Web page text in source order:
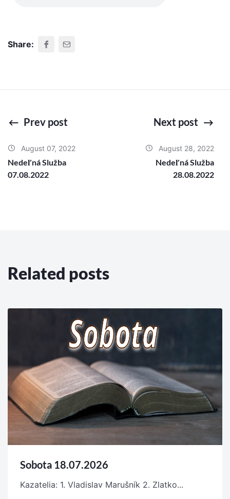
Share:
Prev post
August 07, 2022
Nedeľná Služba
07.08.2022
Next post
August 28, 2022
Nedeľná Služba
28.08.2022
Related posts
Sobota 18.07.2026
Kazatelia: 1. Vladislav Marušník 2. Zlatko...